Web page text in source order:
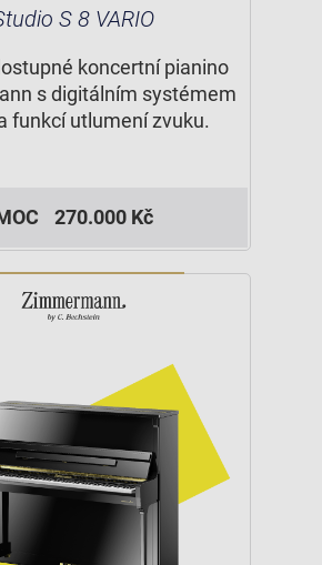
S 8 VARIO
koncertní pianino
s digitálním systémem
funkcí utlumení zvuku.
270.000 Kč